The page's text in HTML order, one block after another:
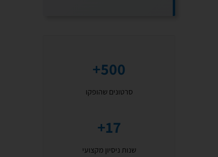
500+
סרטונים שהופקו
17+
שנות ניסיון מקצועי